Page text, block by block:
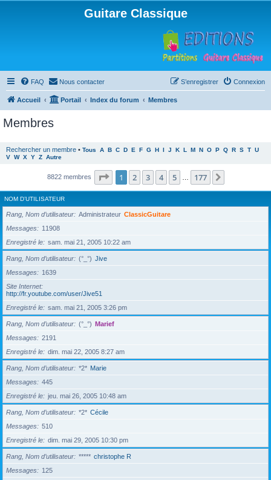
Guitare Classique
FAQ Nous contacter Connexion
S’enregistrer
Accueil Portail Index du forum Membres
Membres
Rechercher un membre • Tous A B C D E F G H I J K L M N O P Q R S T U
V W X Y Z Autre
8822 membres Page 1sur177
1 2 3 4 5 177
NOM D’UTILISATEUR
Rang, Nom d’utilisateur Administrateur ClassicGuitare
Messages
11908
Enregistré le
sam. mai 21, 2005 10:22 am
Rang, Nom d’utilisateur (°_°) Jive
Messages
1639
Site Internet
http://fr.youtube.com/user/Jive51
Enregistré le
sam. mai 21, 2005 3:26 pm
Rang, Nom d’utilisateur (°_°) Marief
Messages
2191
Enregistré le
dim. mai 22, 2005 8:27 am
Rang, Nom d’utilisateur *2* Marie
Messages
445
Enregistré le
jeu. mai 26, 2005 10:48 am
Rang, Nom d’utilisateur *2* Cécile
Messages
510
Enregistré le
dim. mai 29, 2005 10:30 pm
Rang, Nom d’utilisateur ***** christophe R
Messages
125